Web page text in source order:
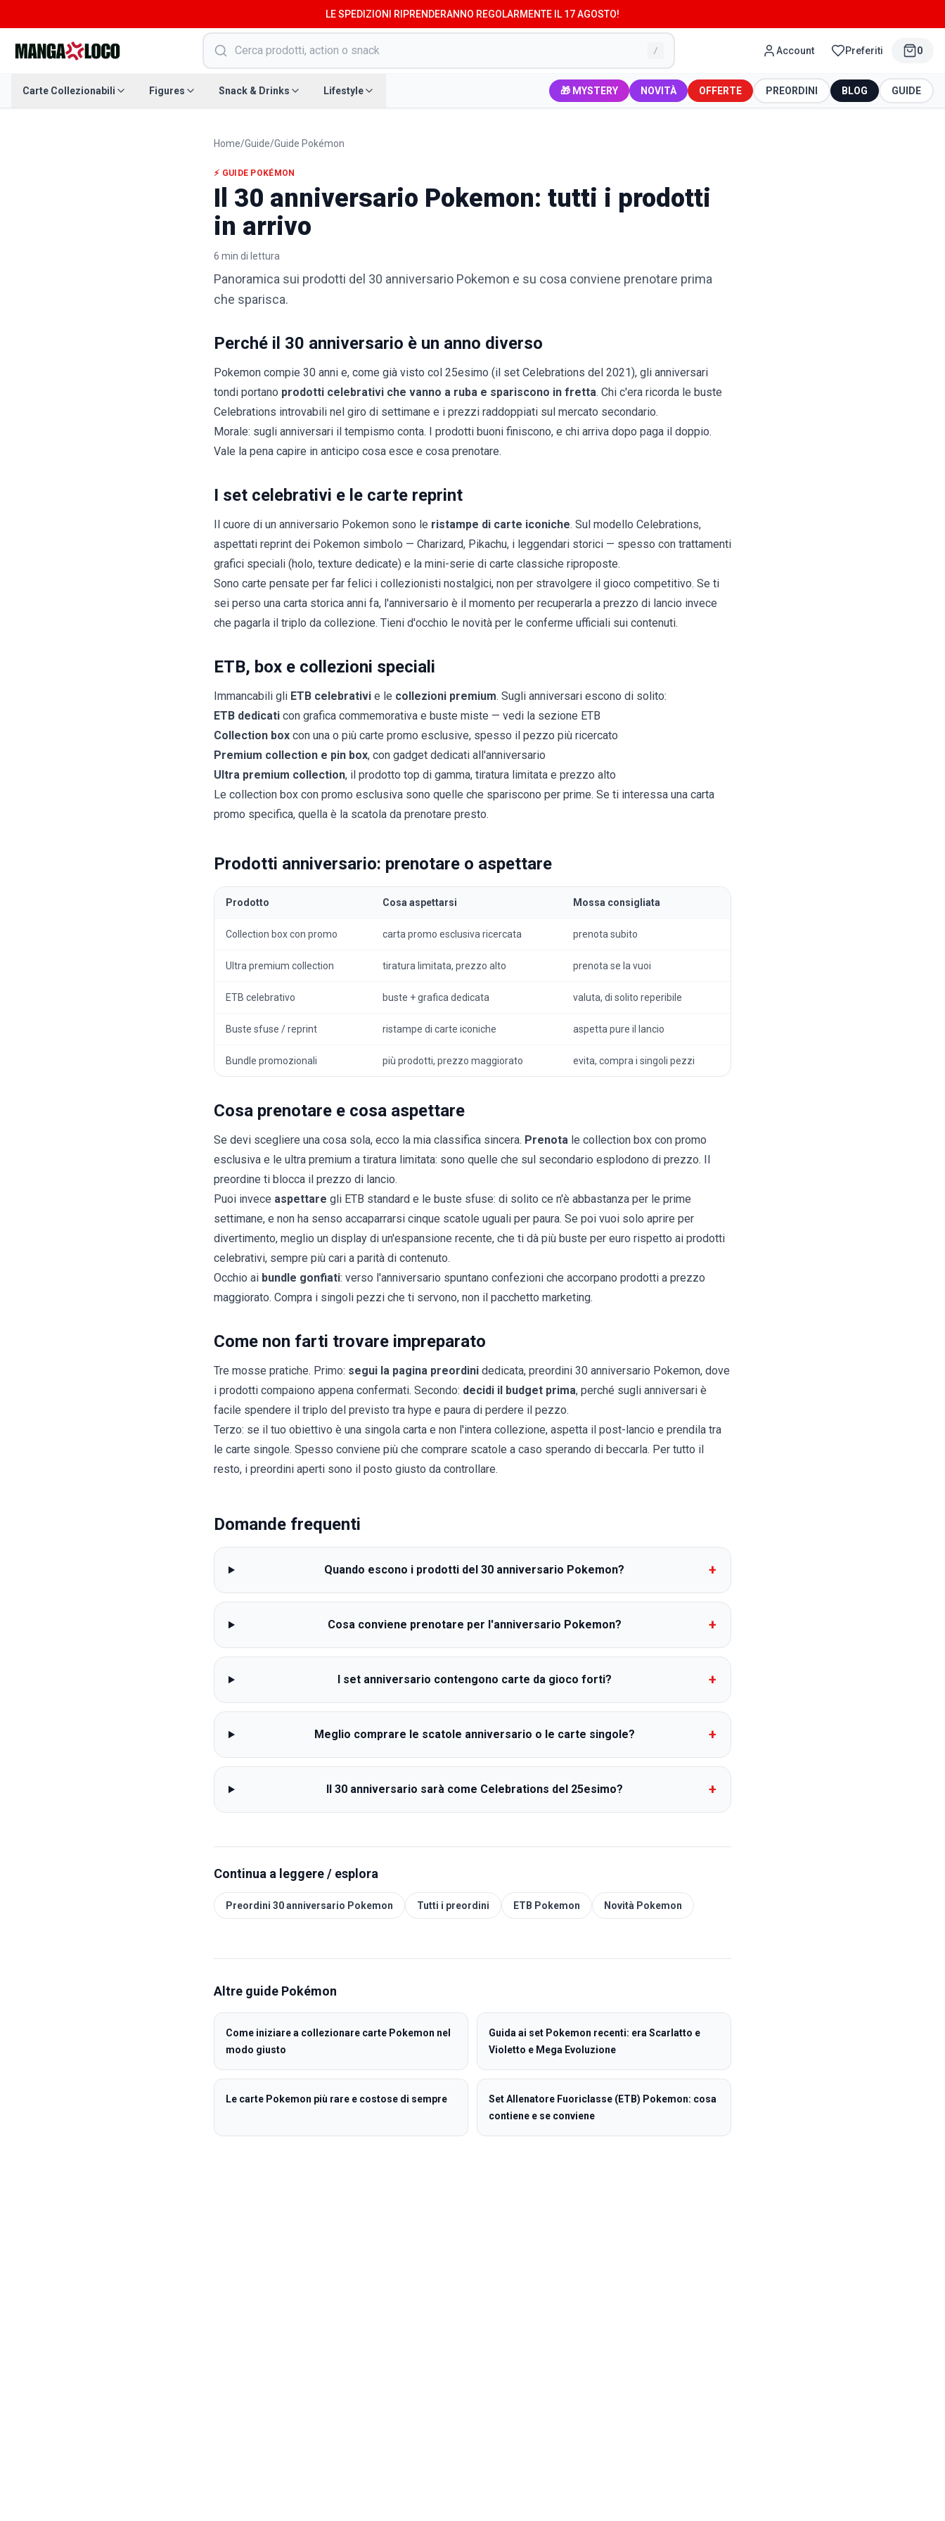
LE SPEDIZIONI RIPRENDERANNO REGOLARMENTE IL 17 AGOSTO!
/ Account Preferiti 0
Carte Collezionabili Figures Snack & Drinks Lifestyle 🎁 MYSTERY NOVITÀ OFFERTE PREORDINI BLOG GUIDE
Home/Guide/Guide Pokémon
⚡ GUIDE POKÉMON
Il 30 anniversario Pokemon: tutti i prodotti
in arrivo
6 min di lettura
Panoramica sui prodotti del 30 anniversario Pokemon e su cosa conviene prenotare prima
che sparisca.
Perché il 30 anniversario è un anno diverso
Pokemon compie 30 anni e, come già visto col 25esimo (il set Celebrations del 2021), gli anniversari
tondi portano prodotti celebrativi che vanno a ruba e spariscono in fretta. Chi c'era ricorda le buste
Celebrations introvabili nel giro di settimane e i prezzi raddoppiati sul mercato secondario.
Morale: sugli anniversari il tempismo conta. I prodotti buoni finiscono, e chi arriva dopo paga il doppio.
Vale la pena capire in anticipo cosa esce e cosa prenotare.
I set celebrativi e le carte reprint
Il cuore di un anniversario Pokemon sono le ristampe di carte iconiche. Sul modello Celebrations,
aspettati reprint dei Pokemon simbolo — Charizard, Pikachu, i leggendari storici — spesso con trattamenti
grafici speciali (holo, texture dedicate) e la mini-serie di carte classiche riproposte.
Sono carte pensate per far felici i collezionisti nostalgici, non per stravolgere il gioco competitivo. Se ti
sei perso una carta storica anni fa, l'anniversario è il momento per recuperarla a prezzo di lancio invece
che pagarla il triplo da collezione. Tieni d'occhio le novità per le conferme ufficiali sui contenuti.
ETB, box e collezioni speciali
Immancabili gli ETB celebrativi e le collezioni premium. Sugli anniversari escono di solito:
ETB dedicati con grafica commemorativa e buste miste — vedi la sezione ETB
Collection box con una o più carte promo esclusive, spesso il pezzo più ricercato
Premium collection e pin box, con gadget dedicati all'anniversario
Ultra premium collection, il prodotto top di gamma, tiratura limitata e prezzo alto
Le collection box con promo esclusiva sono quelle che spariscono per prime. Se ti interessa una carta
promo specifica, quella è la scatola da prenotare presto.
Prodotti anniversario: prenotare o aspettare
Prodotto Cosa aspettarsi Mossa consigliata
Collection box con promo carta promo esclusiva ricercata prenota subito
Ultra premium collection tiratura limitata, prezzo alto prenota se la vuoi
ETB celebrativo buste + grafica dedicata valuta, di solito reperibile
Buste sfuse / reprint ristampe di carte iconiche aspetta pure il lancio
Bundle promozionali più prodotti, prezzo maggiorato evita, compra i singoli pezzi
Cosa prenotare e cosa aspettare
Se devi scegliere una cosa sola, ecco la mia classifica sincera. Prenota le collection box con promo
esclusiva e le ultra premium a tiratura limitata: sono quelle che sul secondario esplodono di prezzo. Il
preordine ti blocca il prezzo di lancio.
Puoi invece aspettare gli ETB standard e le buste sfuse: di solito ce n'è abbastanza per le prime
settimane, e non ha senso accaparrarsi cinque scatole uguali per paura. Se poi vuoi solo aprire per
divertimento, meglio un display di un'espansione recente, che ti dà più buste per euro rispetto ai prodotti
celebrativi, sempre più cari a parità di contenuto.
Occhio ai bundle gonfiati: verso l'anniversario spuntano confezioni che accorpano prodotti a prezzo
maggiorato. Compra i singoli pezzi che ti servono, non il pacchetto marketing.
Come non farti trovare impreparato
Tre mosse pratiche. Primo: segui la pagina preordini dedicata, preordini 30 anniversario Pokemon, dove
i prodotti compaiono appena confermati. Secondo: decidi il budget prima, perché sugli anniversari è
facile spendere il triplo del previsto tra hype e paura di perdere il pezzo.
Terzo: se il tuo obiettivo è una singola carta e non l'intera collezione, aspetta il post-lancio e prendila tra
le carte singole. Spesso conviene più che comprare scatole a caso sperando di beccarla. Per tutto il
resto, i preordini aperti sono il posto giusto da controllare.
Domande frequenti
Quando escono i prodotti del 30 anniversario Pokemon? +
Cosa conviene prenotare per l'anniversario Pokemon? +
I set anniversario contengono carte da gioco forti? +
Meglio comprare le scatole anniversario o le carte singole? +
Il 30 anniversario sarà come Celebrations del 25esimo? +
Continua a leggere / esplora
Preordini 30 anniversario Pokemon Tutti i preordini ETB Pokemon Novità Pokemon
Altre guide Pokémon
Come iniziare a collezionare carte Pokemon nel
modo giusto
Guida ai set Pokemon recenti: era Scarlatto e
Violetto e Mega Evoluzione
Le carte Pokemon più rare e costose di sempre
Set Allenatore Fuoriclasse (ETB) Pokemon: cosa
contiene e se conviene